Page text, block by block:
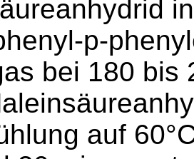
p-
bei 180 bis
auf